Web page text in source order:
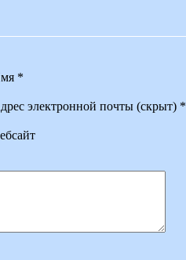
*
электронной почты (скрыт) *